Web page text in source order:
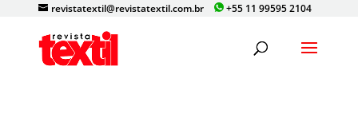
+55 11 99595 2104
revistatextil@revistatextil.com.br